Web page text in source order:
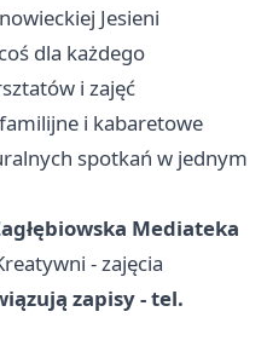
Jesieni
dla każdego
i zajęć
i kabaretowe
spotkań w jednym
Mediateka
- zajęcia
zapisy - tel.